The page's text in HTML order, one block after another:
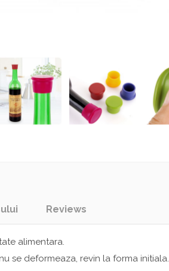
Reviews
alimentara.
se deformeaza, revin la forma initiala.